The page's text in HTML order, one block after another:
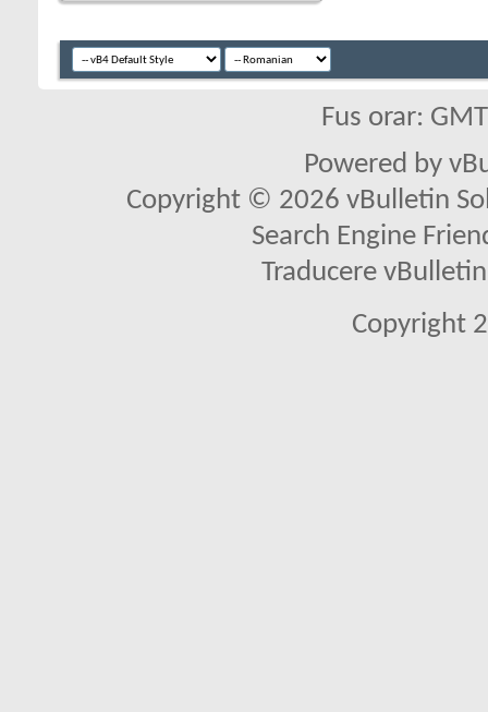
Fus orar:
Powered by
Copyright © 2026 vBulletin
Search Engine
Traducere
Copyright